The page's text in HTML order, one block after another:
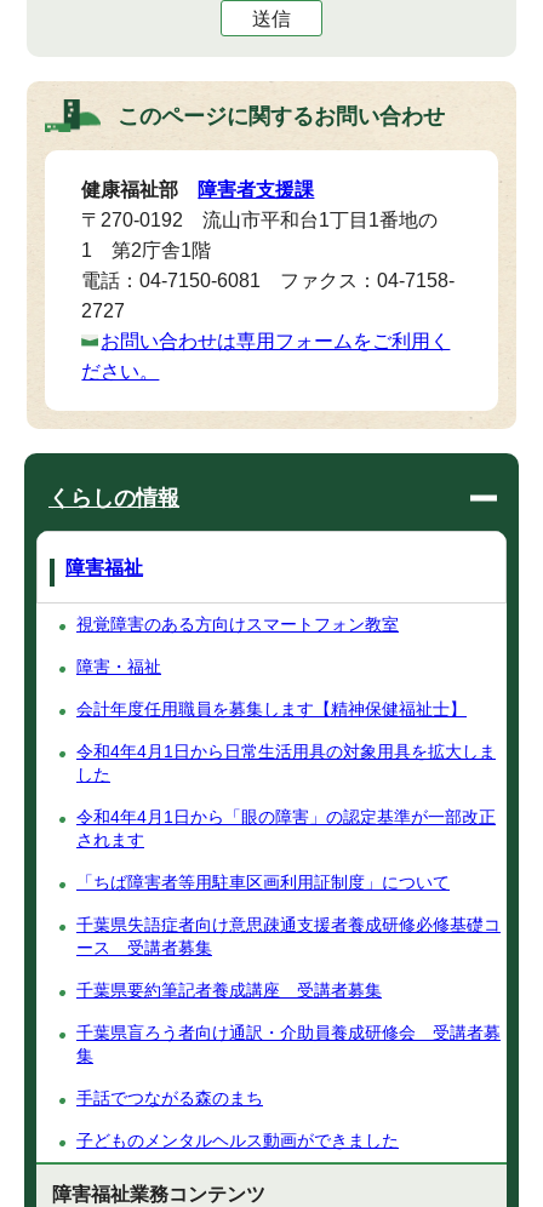
送信
このページに関するお問い合わせ
健康福祉部 障害者支援課
〒270-0192 流山市平和台1丁目1番地の
1 第2庁舎1階
電話：04-7150-6081 ファクス：04-7158-
2727
お問い合わせは専用フォームをご利用く
ださい。
くらしの情報
障害福祉
視覚障害のある方向けスマートフォン教室
障害・福祉
会計年度任用職員を募集します【精神保健福祉士】
令和4年4月1日から日常生活用具の対象用具を拡大しま
した
令和4年4月1日から「眼の障害」の認定基準が一部改正
されます
「ちば障害者等用駐車区画利用証制度」について
千葉県失語症者向け意思疎通支援者養成研修必修基礎コ
ース 受講者募集
千葉県要約筆記者養成講座 受講者募集
千葉県盲ろう者向け通訳・介助員養成研修会 受講者募
集
手話でつながる森のまち
子どものメンタルヘルス動画ができました
障害福祉業務コンテンツ